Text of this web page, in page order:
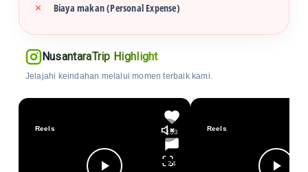
Biaya makan (Personal Expense)
NusantaraTrip Highlight
Jelajahi keindahan melalui momen terbaik kami.
Reels 153
24
Reels